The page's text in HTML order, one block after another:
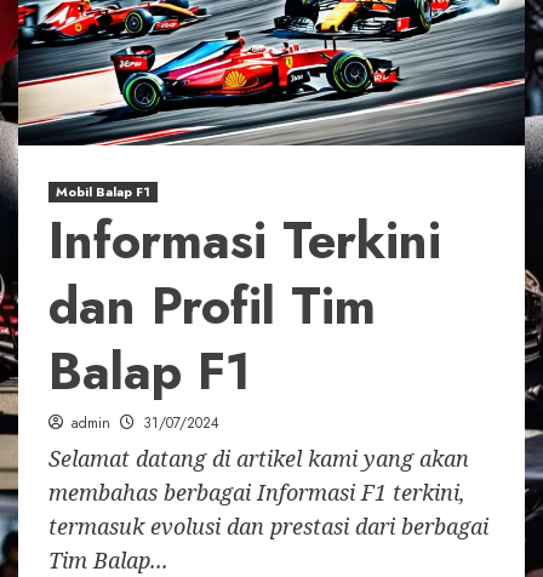
Mobil Balap F1
Informasi Terkini
dan Profil Tim
Balap F1
admin 31/07/2024
Selamat datang di artikel kami yang akan
membahas berbagai Informasi F1 terkini,
termasuk evolusi dan prestasi dari berbagai
Tim Balap...